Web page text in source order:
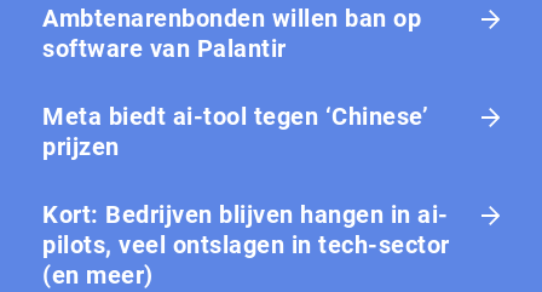
Ambtenarenbonden willen ban op
software van Palantir
Meta biedt ai-tool tegen ‘Chinese’
prijzen
Kort: Bedrijven blijven hangen in ai-
pilots, veel ontslagen in tech-sector
(en meer)